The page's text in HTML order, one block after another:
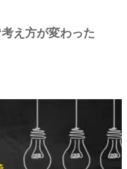
え方が変わった